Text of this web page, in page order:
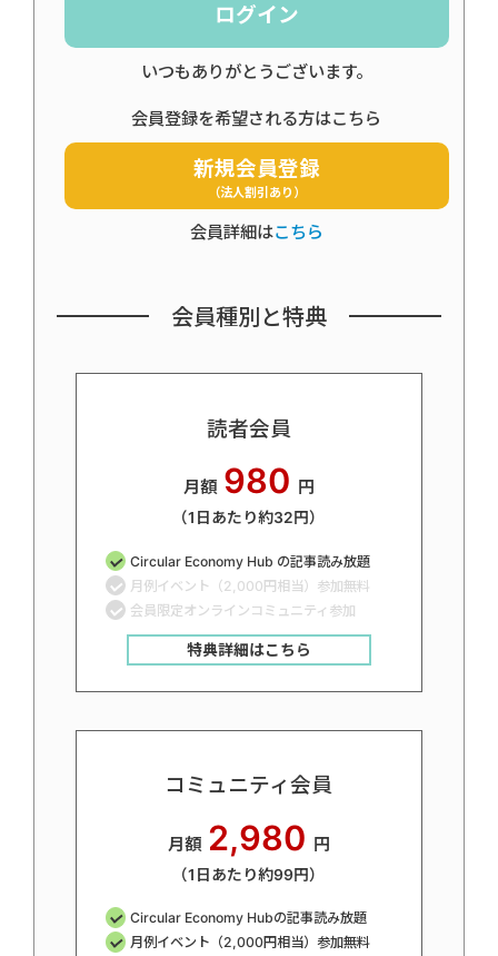
ログイン
いつもありがとうございます。
会員登録を希望される方はこちら
新規会員登録
（法人割引あり）
会員詳細はこちら
会員種別と特典
読者会員
月額 980 円
（1日あたり約32円）
Circular Economy Hub の記事読み放題
月例イベント（2,000円相当）参加無料
会員限定オンラインコミュニティ参加
特典詳細はこちら
コミュニティ会員
月額 2,980 円
（1日あたり約99円）
Circular Economy Hubの記事読み放題
月例イベント（2,000円相当）参加無料